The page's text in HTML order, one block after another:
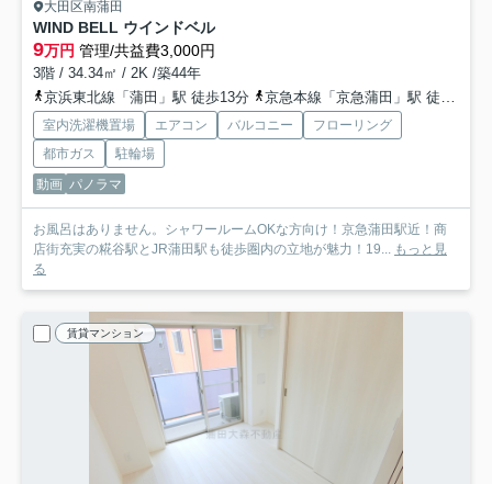
大田区南蒲田
WIND BELL ウインドベル
9万円 管理/共益費3,000円
3階 / 34.34㎡ / 2K /築44年
京浜東北線「蒲田」駅 徒歩13分
京急本線「京急蒲田」駅 徒歩3分
室内洗濯機置場 エアコン バルコニー
フローリング
都市ガス
駐輪場
動画 パノラマ
お風呂はありません。シャワールームOKな方向け！京急蒲田駅近！商
店街充実の糀谷駅とJR蒲田駅も徒歩圏内の立地が魅力！19... もっと見
る
賃貸マンション